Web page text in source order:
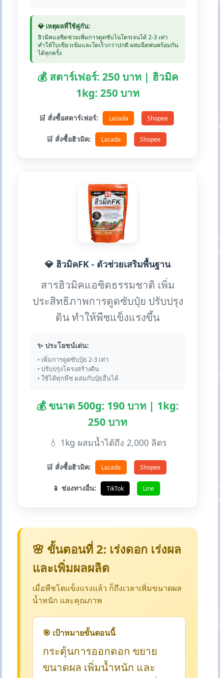
💎 เหตุผลที่ใช้คู่กัน:
ฮิวมิคแอซิดช่วยเพิ่มการดูดซับไนโตรเจนได้ 2-3 เท่า
ทำให้ใบเขียวเข้มและโตเร็วกว่าปกติ ผสมฉีดพ่นพร้อมกัน
ได้ทุกครั้ง
💰 สตาร์เฟอร์: 250 บาท | ฮิวมิค
1kg: 250 บาท
🛒 สั่งซื้อสตาร์เฟอร์: Lazada Shopee
🛒 สั่งซื้อฮิวมิค: Lazada Shopee
💎 ฮิวมิคFK - ตัวช่วยเสริมพื้นฐาน
สารฮิวมิคแอซิดธรรมชาติ เพิ่ม
ประสิทธิภาพการดูดซับปุ๋ย ปรับปรุง
ดิน ทำให้พืชแข็งแรงขึ้น
✨ ประโยชน์เด่น:
• เพิ่มการดูดซับปุ๋ย 2-3 เท่า
• ปรับปรุงโครงสร้างดิน
• ใช้ได้ทุกพืช ผสมกับปุ๋ยอื่นได้
💰 ขนาด 500g: 190 บาท | 1kg:
250 บาท
💧 1kg ผสมน้ำได้ถึง 2,000 ลิตร
🛒 สั่งซื้อฮิวมิค: Lazada Shopee
📱 ช่องทางอื่น: TikTok Line
🌸 ขั้นตอนที่ 2: เร่งดอก เร่งผล
และเพิ่มผลผลิต
เมื่อพืชโตแข็งแรงแล้ว ก็ถึงเวลาเพิ่มขนาดผล
น้ำหนัก และคุณภาพ
🎯 เป้าหมายขั้นตอนนี้
กระตุ้นการออกดอก ขยาย
ขนาดผล เพิ่มน้ำหนัก และ